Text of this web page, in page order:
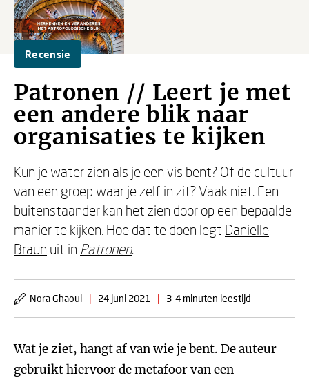
Recensie
Patronen // Leert je met
een andere blik naar
organisaties te kijken
Kun je water zien als je een vis bent? Of de cultuur
van een groep waar je zelf in zit? Vaak niet. Een
buitenstaander kan het zien door op een bepaalde
manier te kijken. Hoe dat te doen legt Danielle
Braun uit in Patronen.
Nora Ghaoui | 24 juni 2021 | 3-4 minuten leestijd
Wat je ziet, hangt af van wie je bent. De auteur
gebruikt hiervoor de metafoor van een